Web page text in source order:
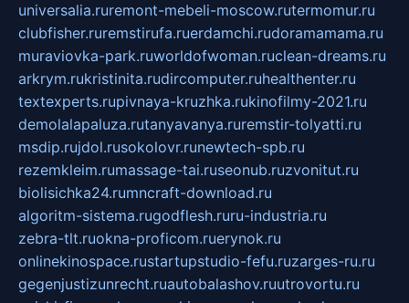
universalia.ruremont-mebeli-moscow.rutermomur.ru
clubfisher.ruremstirufa.ruerdamchi.rudoramamama.ru
muraviovka-park.ruworldofwoman.ruclean-dreams.ru
arkrym.rukristinita.rudircomputer.ruhealthenter.ru
textexperts.rupivnaya-kruzhka.rukinofilmy-2021.ru
demolalapaluza.rutanyavanya.ruremstir-tolyatti.ru
msdip.rujdol.rusokolovr.runewtech-spb.ru
rezemkleim.rumassage-tai.ruseonub.ruzvonitut.ru
biolisichka24.rumncraft-download.ru
algoritm-sistema.rugodflesh.ruru-industria.ru
zebra-tlt.ruokna-proficom.ruerynok.ru
onlinekinospace.rustartupstudio-fefu.ruzarges-ru.ru
gegenjustizunrecht.ruautobalashov.ruutrovortu.ru